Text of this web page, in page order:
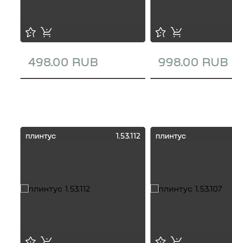
498.00 RUB 998.00 RUB
плинтус 1.53.112 плинтус